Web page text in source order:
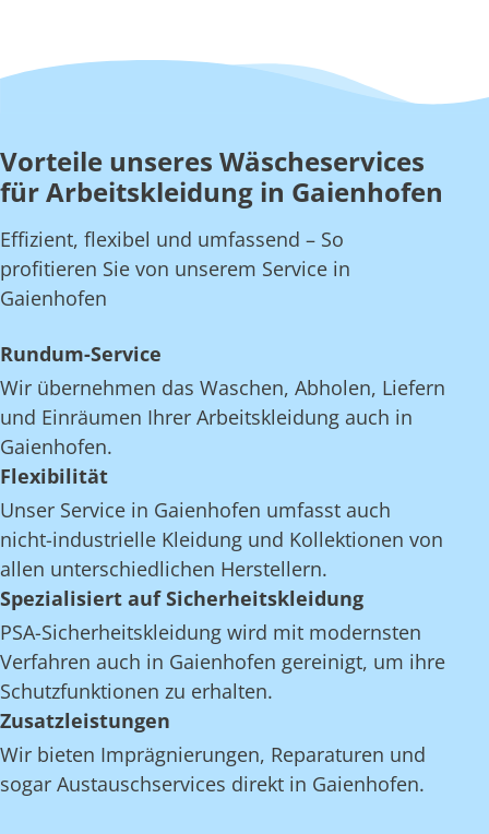
Vorteile unseres Wäscheservices
für Arbeitskleidung in Gaienhofen
Effizient, flexibel und umfassend – So
profitieren Sie von unserem Service in
Gaienhofen
Rundum-Service
Wir übernehmen das Waschen, Abholen, Liefern
und Einräumen Ihrer Arbeitskleidung auch in
Gaienhofen.
Flexibilität
Unser Service in Gaienhofen umfasst auch
nicht-industrielle Kleidung und Kollektionen von
allen unterschiedlichen Herstellern.
Spezialisiert auf Sicherheitskleidung
PSA-Sicherheitskleidung wird mit modernsten
Verfahren auch in Gaienhofen gereinigt, um ihre
Schutzfunktionen zu erhalten.
Zusatzleistungen
Wir bieten Imprägnierungen, Reparaturen und
sogar Austauschservices direkt in Gaienhofen.